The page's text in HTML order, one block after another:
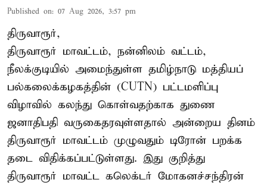
Published on: 07 Aug 2026, 3:57 pm
திருவாரூர்,
திருவாரூர் மாவட்டம், நன்னிலம் வட்டம்,
நீலக்குடியில் அமைந்துள்ள தமிழ்நாடு மத்தியப்
பல்கலைக்கழகத்தின் (CUTN) பட்டமளிப்பு
விழாவில் கலந்து கொள்வதற்காக துணை
ஜனாதிபதி வருகைதரவுள்ளதால் அன்றைய தினம்
திருவாரூர் மாவட்டம் முழுவதும் டிரோன் பறக்க
தடை விதிக்கப்பட்டுள்ளது. இது குறித்து
திருவாரூர் மாவட்ட கலெக்டர் மோகனச்சந்திரன்